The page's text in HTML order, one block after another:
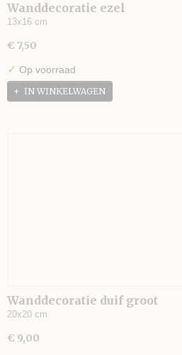
Wanddecoratie ezel
13x16 cm
€ 7,50
✓ Op voorraad
IN WINKELWAGEN
Wanddecoratie duif groot
20x20 cm
€ 9,00